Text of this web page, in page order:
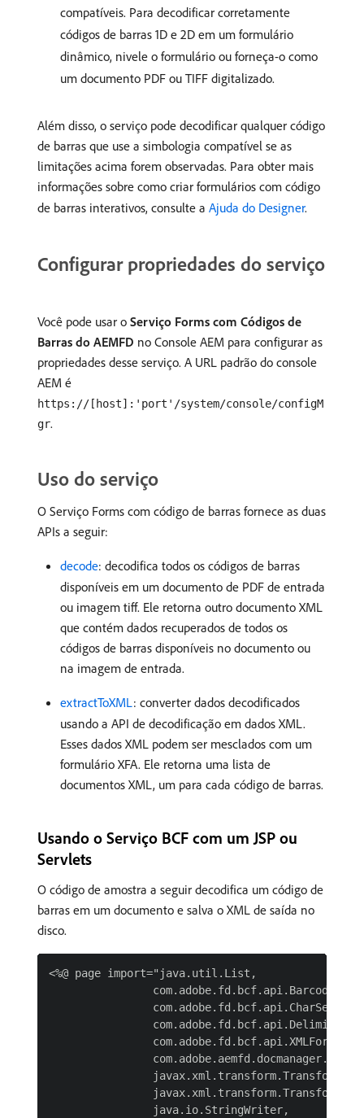
compatíveis. Para decodificar corretamente
códigos de barras 1D e 2D em um formulário
dinâmico, nivele o formulário ou forneça-o como
um documento PDF ou TIFF digitalizado.
Além disso, o serviço pode decodificar qualquer código
de barras que use a simbologia compatível se as
limitações acima forem observadas. Para obter mais
informações sobre como criar formulários com código
de barras interativos, consulte a Ajuda do Designer.
Configurar propriedades do serviço
Você pode usar o Serviço Forms com Códigos de
Barras do AEMFD no Console AEM para configurar as
propriedades desse serviço. A URL padrão do console
AEM é
https://[host]:'port'/system/console/configM
gr.
Uso do serviço
O Serviço Forms com código de barras fornece as duas
APIs a seguir:
decode: decodifica todos os códigos de barras
disponíveis em um documento de PDF de entrada
ou imagem tiff. Ele retorna outro documento XML
que contém dados recuperados de todos os
códigos de barras disponíveis no documento ou
na imagem de entrada.
extractToXML: converter dados decodificados
usando a API de decodificação em dados XML.
Esses dados XML podem ser mesclados com um
formulário XFA. Ele retorna uma lista de
documentos XML, um para cada código de barras.
Usando o Serviço BCF com um JSP ou
Servlets
O código de amostra a seguir decodifica um código de
barras em um documento e salva o XML de saída no
disco.
<%@ page import="java.util.List,
                com.adobe.fd.bcf.api.CharSet,
                com.adobe.fd.bcf.api.Delimiter,
                com.adobe.fd.bcf.api.XMLFormat,
                javax.xml.transform.Transformer,
                java.io.StringWriter,